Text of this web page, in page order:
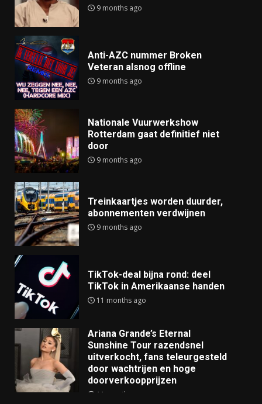
9 months ago
Anti-AZC nummer Broken
Veteran alsnog offline
9 months ago
Nationale Vuurwerkshow
Rotterdam gaat definitief niet
door
9 months ago
Treinkaartjes worden duurder,
abonnementen verdwijnen
9 months ago
TikTok-deal bijna rond: deel
TikTok in Amerikaanse handen
11 months ago
Ariana Grande’s Eternal
Sunshine Tour razendsnel
uitverkocht, fans teleurgesteld
door wachtrijen en hoge
doorverkoopprijzen
11 months ago